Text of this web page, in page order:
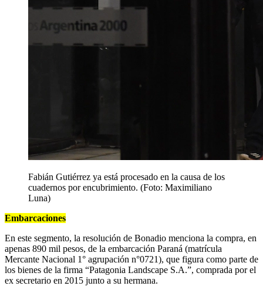
Fabián Gutiérrez ya está procesado en la causa de los
cuadernos por encubrimiento. (Foto: Maximiliano
Luna)
Embarcaciones
En este segmento, la resolución de Bonadio menciona la compra, en
apenas 890 mil pesos, de la embarcación Paraná (matrícula
Mercante Nacional 1° agrupación n°0721), que figura como parte de
los bienes de la firma “Patagonia Landscape S.A.”, comprada por el
ex secretario en 2015 junto a su hermana.